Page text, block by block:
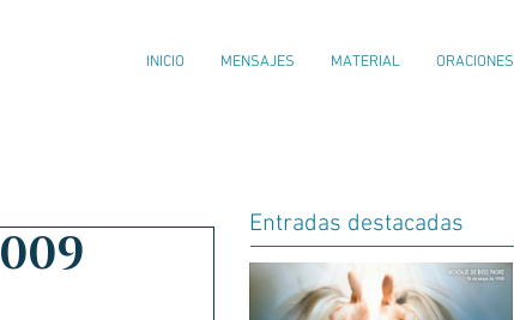
INICIO MENSAJES MATERIAL ORACIONES
Entradas destacadas